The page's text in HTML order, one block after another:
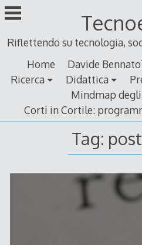
Skip
to
Riflettendo su tecnologia,
Home
Davide
Ricerca
Didattica
Mindmap
Corti in Cortile:
Tag: